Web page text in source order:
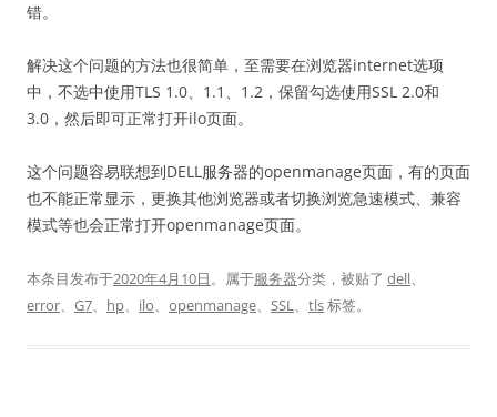
错。
解决这个问题的方法也很简单，至需要在浏览器internet选项
中，不选中使用TLS 1.0、1.1、1.2，保留勾选使用SSL 2.0和
3.0，然后即可正常打开ilo页面。
这个问题容易联想到DELL服务器的openmanage页面，有的页面
也不能正常显示，更换其他浏览器或者切换浏览急速模式、兼容
模式等也会正常打开openmanage页面。
本条目发布于2020年4月10日。属于服务器分类，被贴了 dell、
error、 G7、 hp、 ilo、 openmanage、 SSL、 tls标签。